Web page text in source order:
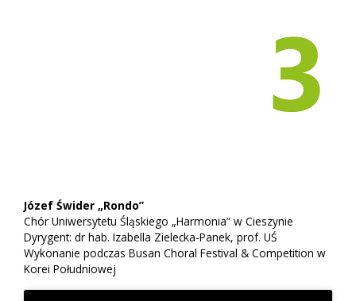
Józef Świder „Rondo”
Chór Uniwersytetu Śląskiego „Harmonia” w Cieszynie
Dyrygent: dr hab. Izabella Zielecka-Panek, prof. UŚ
Wykonanie podczas Busan Choral Festival & Competition w
Korei Południowej